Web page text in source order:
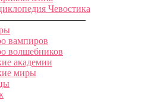
Чевостика
вампиров
волшебников
академии
миры